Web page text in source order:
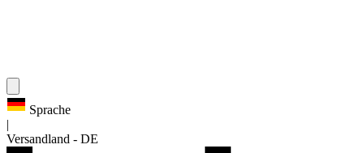
Sprache
Versandland - DE